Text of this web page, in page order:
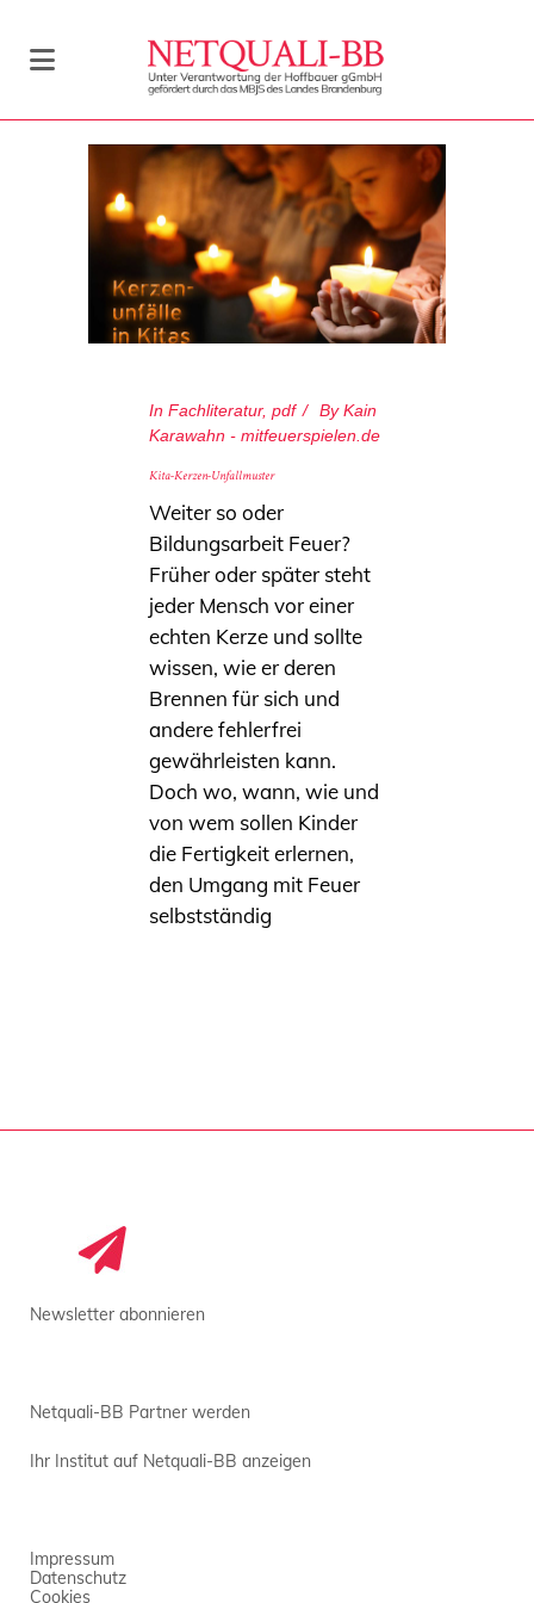
In Fachliteratur, pdf By Kain
Karawahn - mitfeuerspielen.de
Kita-Kerzen-Unfallmuster
Weiter so oder
Bildungsarbeit Feuer?
Früher oder später steht
jeder Mensch vor einer
echten Kerze und sollte
wissen, wie er deren
Brennen für sich und
andere fehlerfrei
gewährleisten kann.
Doch wo, wann, wie und
von wem sollen Kinder
die Fertigkeit erlernen,
den Umgang mit Feuer
selbstständig
Newsletter abonnieren
Netquali-BB Partner werden
Ihr Institut auf Netquali-BB anzeigen
Impressum
Datenschutz
Cookies